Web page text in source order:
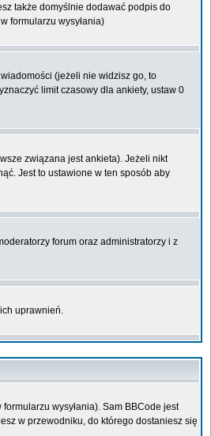
także domyślnie dodawać podpis do
formularzu wysyłania)
(jeżeli nie widzisz go, to
limit czasowy dla ankiety, ustaw 0
związana jest ankieta). Jeżeli nikt
Jest to ustawione w ten sposób aby
forum oraz administratorzy i z
uprawnień.
wysyłania). Sam BBCode jest
w przewodniku, do którego dostaniesz się